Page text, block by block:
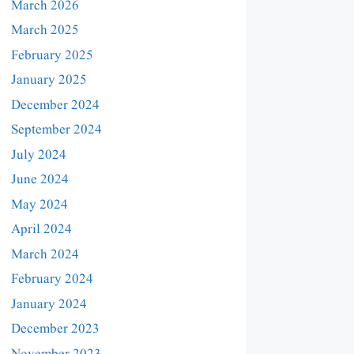
March 2026
March 2025
February 2025
January 2025
December 2024
September 2024
July 2024
June 2024
May 2024
April 2024
March 2024
February 2024
January 2024
December 2023